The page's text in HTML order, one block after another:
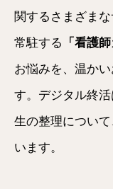
関するさまざま
常駐する
「看護
お悩みを、温か
す。デジタル終
生の整理につい
います。